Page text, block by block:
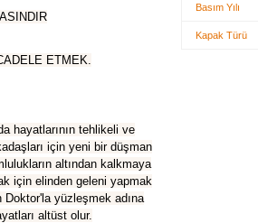
ETMEK.
hayatlarının tehlikeli ve
için yeni bir düşman
altından kalkmaya
için elinden geleni yapmak
Doktor'la yüzleşmek adına
altüst olur.
Basım Yılı
Kapak Türü